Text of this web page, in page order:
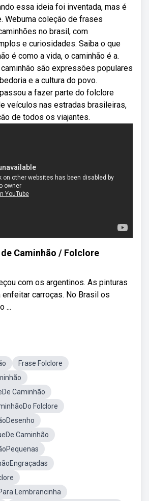
essa ideia foi inventada, mas é
Webuma coleção de frases
no brasil, com
e curiosidades. Saiba o que
é como a vida, o caminhão é a.
são expressões populares
e a cultura do povo.
a fazer parte do folclore
veículos nas estradas brasileiras,
de todos os viajantes.
de Caminhão / Folclore
com os argentinos. As pinturas
enfeitar carroças. No Brasil os
...
Frase Folclore
Caminhão
Folclore
Caminhão
Lembrancinha